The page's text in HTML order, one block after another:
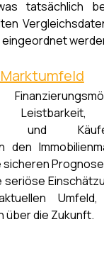
tatsächlich
Leistbarkeit,
und
den
sicheren
seriöse
über die Zukunft.